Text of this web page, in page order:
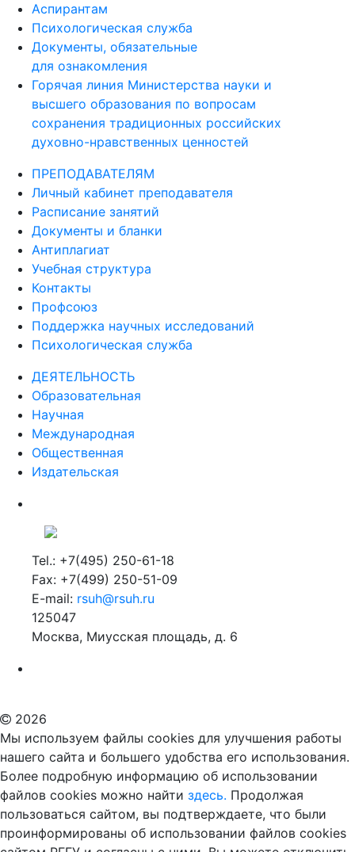
Аспирантам
Психологическая служба
Документы, обязательные
для ознакомления
Горячая линия Министерства науки и
высшего образования по вопросам
сохранения традиционных российских
духовно-нравственных ценностей
ПРЕПОДАВАТЕЛЯМ
Личный кабинет преподавателя
Расписание занятий
Документы и бланки
Антиплагиат
Учебная структура
Контакты
Профсоюз
Поддержка научных исследований
Психологическая служба
ДЕЯТЕЛЬНОСТЬ
Образовательная
Научная
Международная
Общественная
Издательская
Tel.: +7(495) 250-61-18
Fax: +7(499) 250-51-09
E-mail: rsuh@rsuh.ru
125047
Москва, Миусская площадь, д. 6
2026
Мы используем файлы cookies для улучшения работы
нашего сайта и большего удобства его использования.
Более подробную информацию об использовании
файлов cookies можно найти здесь. Продолжая
пользоваться сайтом, вы подтверждаете, что были
проинформированы об использовании файлов cookies